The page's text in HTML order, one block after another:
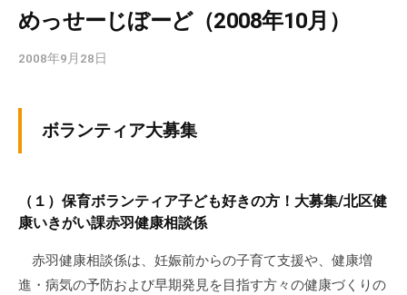
・
ボ
ン
ィ
ぷ
ら
ざ
O
ボ
ぷ
ら
は
めっせーじぼーど（2008年10月）
2008年9月28日
v
d
m
i
n
ボランティア大募集
（１）保育ボランティア子ども好きの方！大募集/北区健
康いきがい課赤羽健康相談係
赤羽健康相談係は、妊娠前からの子育て支援や、健康増
進・病気の予防および早期発見を目指す方々の健康づくりの
ア
ぷ
ら